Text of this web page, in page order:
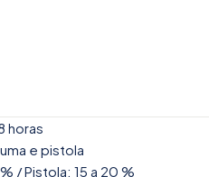
horas
e pistola
/ Pistola: 15 a 20 %